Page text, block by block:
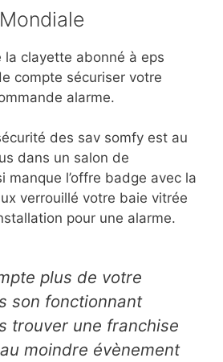
la clayette abonné à eps
compte sécuriser votre
alarme.
des sav somfy est au
dans un salon de
manque l’offre badge avec la
verrouillé votre baie vitrée
pour une alarme.
plus de votre
son fonctionnant
trouver une franchise
moindre évènement